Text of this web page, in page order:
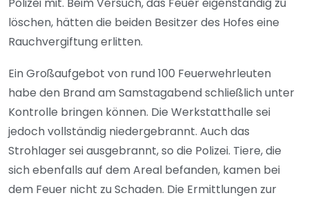
Polizei mit. Beim Versuch, das Feuer eigenständig zu
löschen, hätten die beiden Besitzer des Hofes eine
Rauchvergiftung erlitten.
Ein Großaufgebot von rund 100 Feuerwehrleuten
habe den Brand am Samstagabend schließlich unter
Kontrolle bringen können. Die Werkstatthalle sei
jedoch vollständig niedergebrannt. Auch das
Strohlager sei ausgebrannt, so die Polizei. Tiere, die
sich ebenfalls auf dem Areal befanden, kamen bei
dem Feuer nicht zu Schaden. Die Ermittlungen zur